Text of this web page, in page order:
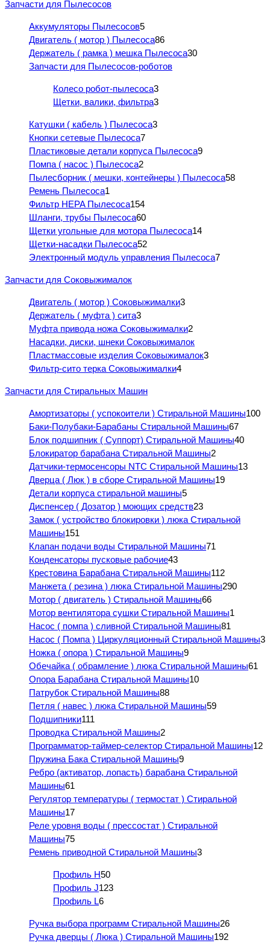
Запчасти для Пылесосов
Аккумуляторы Пылесосов5
Двигатель ( мотор ) Пылесоса86
Держатель ( рамка ) мешка Пылесоса30
Запчасти для Пылесосов-роботов
Колесо робот-пылесоса3
Щетки, валики, фильтра3
Катушки ( кабель ) Пылесоса3
Кнопки сетевые Пылесоса7
Пластиковые детали корпуса Пылесоса9
Помпа ( насос ) Пылесоса2
Пылесборник ( мешки, контейнеры ) Пылесоса58
Ремень Пылесоса1
Фильтр HEPA Пылесоса154
Шланги, трубы Пылесоса60
Щетки угольные для мотора Пылесоса14
Щетки-насадки Пылесоса52
Электронный модуль управления Пылесоса7
Запчасти для Соковыжималок
Двигатель ( мотор ) Соковыжималки3
Держатель ( муфта ) сита3
Муфта привода ножа Соковыжималки2
Насадки, диски, шнеки Соковыжималок
Пластмассовые изделия Соковыжималок3
Фильтр-сито терка Соковыжималки4
Запчасти для Стиральных Машин
Амортизаторы ( успокоители ) Стиральной Машины100
Баки-Полубаки-Барабаны Стиральной Машины67
Блок подшипник ( Суппорт) Стиральной Машины40
Блокиратор барабана Стиральной Машины2
Датчики-термосенсоры NTC Стиральной Машины13
Дверца ( Люк ) в сборе Стиральной Машины19
Детали корпуса стиральной машины5
Диспенсер ( Дозатор ) моющих средств23
Замок ( устройство блокировки ) люка Стиральной
Машины151
Клапан подачи воды Стиральной Машины71
Конденсаторы пусковые рабочие43
Крестовина Барабана Стиральной Машины112
Манжета ( резина ) люка Стиральной Машины290
Мотор ( двигатель ) Стиральной Машины66
Мотор вентилятора сушки Стиральной Машины1
Насос ( помпа ) сливной Стиральной Машины81
Насос ( Помпа ) Циркуляционный Стиральной Машины3
Ножка ( опора ) Стиральной Машины9
Обечайка ( обрамление ) люка Стиральной Машины61
Опора Барабана Стиральной Машины10
Патрубок Стиральной Машины88
Петля ( навес ) люка Стиральной Машины59
Подшипники111
Проводка Стиральной Машины2
Программатор-таймер-селектор Стиральной Машины12
Пружина Бака Стиральной Машины9
Ребро (активатор, лопасть) барабана Стиральной
Машины61
Регулятор температуры ( термостат ) Стиральной
Машины17
Реле уровня воды ( прессостат ) Стиральной
Машины75
Ремень приводной Стиральной Машины3
Профиль H50
Профиль J123
Профиль L6
Ручка выбора программ Стиральной Машины26
Ручка дверцы ( Люка ) Стиральной Машины192